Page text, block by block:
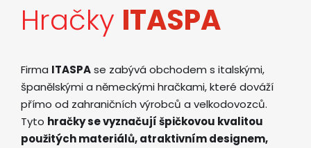
Hračky ITASPA
Firma ITASPAse zabývá obchodem s italskými,
španělskými a německými hračkami, které dováží
přímo od zahraničních výrobců a velkodovozců.
Tyto hračky se vyznačují špičkovou kvalitou
použitých materiálů, atraktivním designem,